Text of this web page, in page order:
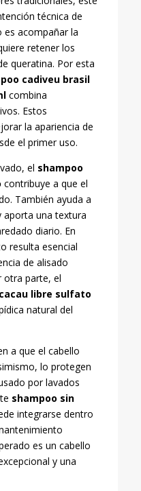
técnica de
es acompañar la
retener los
queratina. Por esta
cadiveu brasil
combina
Estos
la apariencia de
el primer uso.
el shampoo
contribuye a que el
También ayuda a
aporta una textura
diario. En
resulta esencial
de alisado
otra parte, el
libre sulfato
natural del
a que el cabello
lo protegen
por lavados
shampoo sin
integrarse dentro
es un cabello
y una